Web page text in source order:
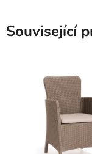
Související